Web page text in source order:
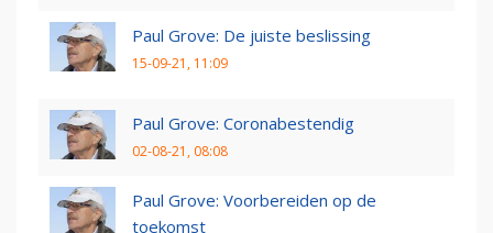
Paul Grove: De juiste beslissing
15-09-21, 11:09
Paul Grove: Coronabestendig
02-08-21, 08:08
Paul Grove: Voorbereiden op de
toekomst